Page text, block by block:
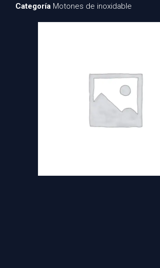
Categoría Motones de inoxidable